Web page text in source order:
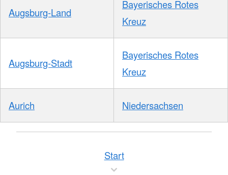
Augsburg-Land
Bayerisches Rotes
Kreuz
Augsburg-Stadt
Bayerisches Rotes
Kreuz
Aurich Niedersachsen
Start